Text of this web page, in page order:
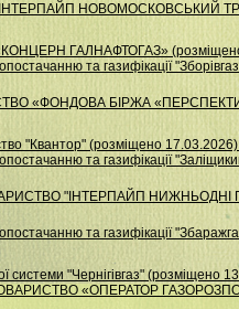
"IНТЕРПАЙП НОВОМОСКОВСЬКИЙ
ГАЛНАФТОГАЗ»
та газифікації
«ФОНДОВА БІРЖА
"Квантор" (розміщено 17.03.2026)
та газифікації
"ІНТЕРПАЙП
та газифiкацiї
"Чернігівгаз" (розміщено
ТОВАРИСТВО «ОПЕРАТОР